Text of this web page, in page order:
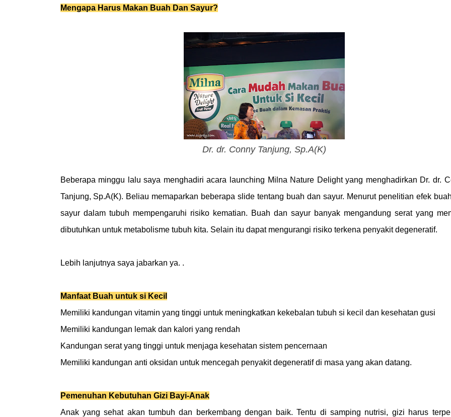
Mengapa Harus Makan Buah Dan Sayur?
Dr. dr. Conny Tanjung, Sp.A(K)
Beberapa minggu lalu saya menghadiri acara launching Milna Nature Delight yang menghadirkan Dr. dr.
Tanjung, Sp.A(K). Beliau memaparkan beberapa slide tentang buah dan sayur. Menurut penelitian efek
sayur dalam tubuh mempengaruhi risiko kematian. Buah dan sayur banyak mengandung serat yang
dibutuhkan untuk metabolisme tubuh kita. Selain itu dapat mengurangi risiko terkena penyakit degeneratif.
Lebih lanjutnya saya jabarkan ya. .
Manfaat Buah untuk si Kecil
Memiliki kandungan vitamin yang tinggi untuk meningkatkan kekebalan tubuh si kecil dan kesehatan gusi
Memiliki kandungan lemak dan kalori yang rendah
Kandungan serat yang tinggi untuk menjaga kesehatan sistem pencernaan
Memiliki kandungan anti oksidan untuk mencegah penyakit degeneratif di masa yang akan datang.
Pemenuhan Kebutuhan Gizi Bayi-Anak
Anak yang sehat akan tumbuh dan berkembang dengan baik. Tentu di samping nutrisi, gizi harus